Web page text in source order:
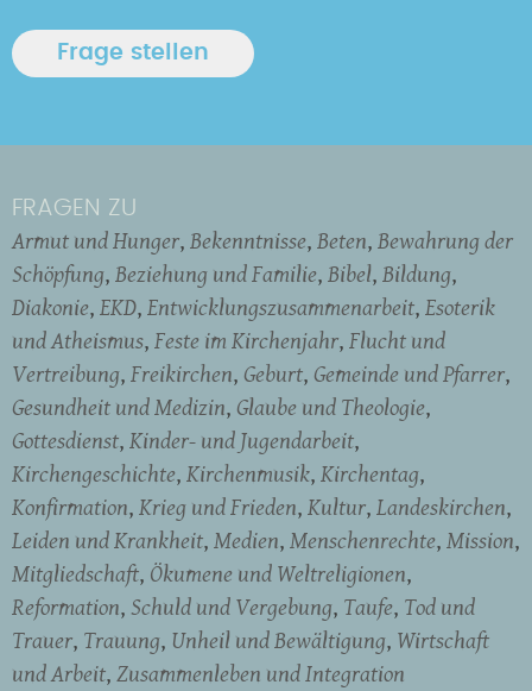
FRAGEN ZU
Armut und Hunger Bekenntnisse Beten Bewahrung der
Schöpfung Beziehung und Familie Bibel Bildung
Diakonie EKD Entwicklungszusammenarbeit Esoterik
und Atheismus Feste im Kirchenjahr Flucht und
Vertreibung Freikirchen Geburt Gemeinde und Pfarrer
Gesundheit und Medizin Glaube und Theologie
Gottesdienst Kinder- und Jugendarbeit
Kirchengeschichte Kirchenmusik Kirchentag
Konfirmation Krieg und Frieden Kultur Landeskirchen
Leiden und Krankheit Medien Menschenrechte Mission
Mitgliedschaft Ökumene und Weltreligionen
Reformation Schuld und Vergebung Taufe Tod und
Trauer Trauung Unheil und Bewältigung Wirtschaft
und Arbeit Zusammenleben und Integration